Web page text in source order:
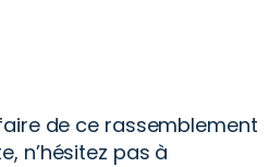
de ce rassemblement
n’hésitez pas à